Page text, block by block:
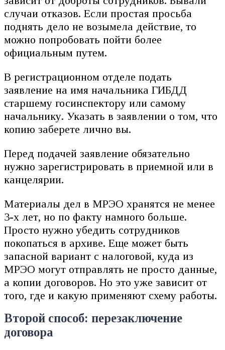
случаи отказов. Если простая просьба
поднять дело не возымела действие, то
можно попробовать пойти более
официальным путем.
В регистрационном отделе подать
заявление на имя начальника ГИБДД
старшему госинспектору или самому
начальнику. Указать в заявлении о том, что
копию заберете лично вы.
Перед подачей заявление обязательно
нужно зарегистрировать в приемной или в
канцелярии.
Материалы дел в МРЭО хранятся не менее
3-х лет, но по факту намного больше.
Просто нужно убедить сотрудников
покопаться в архиве. Еще может быть
запасной вариант с налоговой, куда из
МРЭО могут отправлять не просто данные,
а копии договоров. Но это уже зависит от
того, где и какую применяют схему работы.
Второй способ: перезаключение
договора